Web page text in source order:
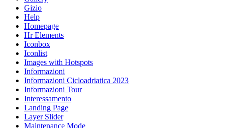
Gizio
Help
Homepage
Hr Elements
Iconbox
Iconlist
Images with Hotspots
Informazioni
Informazioni Cicloadriatica 2023
Informazioni Tour
Interessamento
Landing Page
Layer Slider
Maintenance Mode